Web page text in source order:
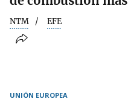
NTM EFE
UNIÓN EUROPEA